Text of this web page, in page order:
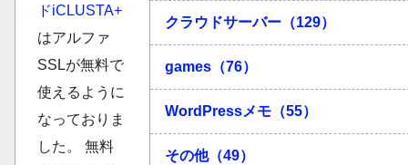
ドiCLUSTA+
はアルファ
SSLが無料で
使えるように
なっておりま
した。 無料
クラウドサーバー（129）
games（76）
WordPressメモ（55）
その他（49）